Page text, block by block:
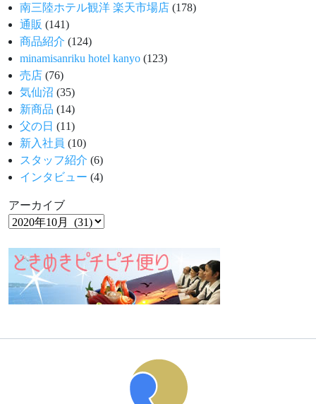
南三陸ホテル観洋 楽天市場店 (178)
通販 (141)
商品紹介 (124)
minamisanriku hotel kanyo (123)
売店 (76)
気仙沼 (35)
新商品 (14)
父の日 (11)
新入社員 (10)
スタッフ紹介 (6)
インタビュー (4)
アーカイブ